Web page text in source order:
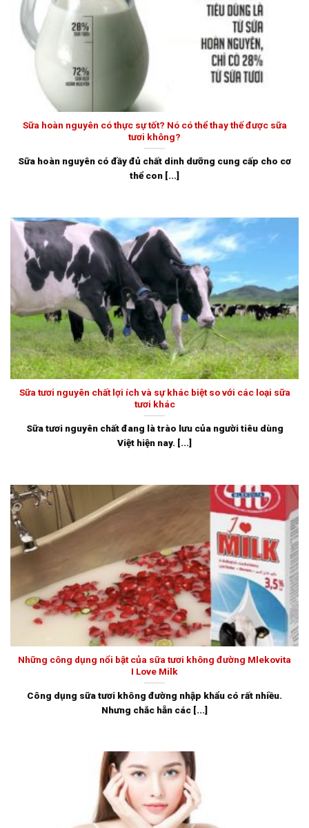
Sữa hoàn nguyên có thực sự tốt? Nó có thể thay thế được sữa
tươi không?
Sữa hoàn nguyên có đầy đủ chất dinh dưỡng cung cấp cho cơ
thể con [...]
Sữa tươi nguyên chất lợi ích và sự khác biệt so với các loại sữa
tươi khác
Sữa tươi nguyên chất đang là trào lưu của người tiêu dùng
Việt hiện nay. [...]
Những công dụng nổi bật của sữa tươi không đường Mlekovita
I Love Milk
Công dụng sữa tươi không đường nhập khẩu có rất nhiều.
Nhưng chắc hẵn các [...]